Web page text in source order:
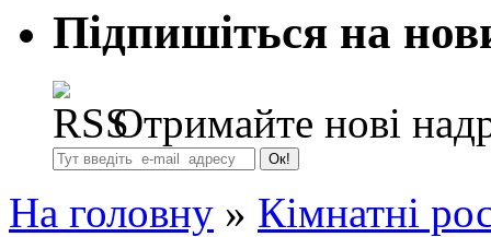
Підпишіться на
Отримайте нові
На головну » Кімнатні